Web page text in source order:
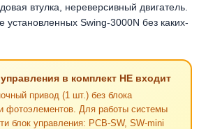
втулка, нереверсивный двигатель.
Swing-3000N без каких-
в комплект НЕ входит
привод (1 шт.) без блока
фотоэлементов. Для работы системы
блок управления: PCB-SW, SW-mini